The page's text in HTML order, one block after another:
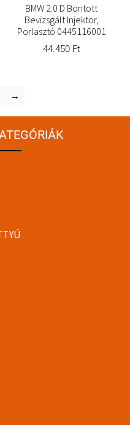
BMW 2.0 D Bontott
Bevizsgált Injektor,
Porlasztó 0445116001
44.450 Ft
→